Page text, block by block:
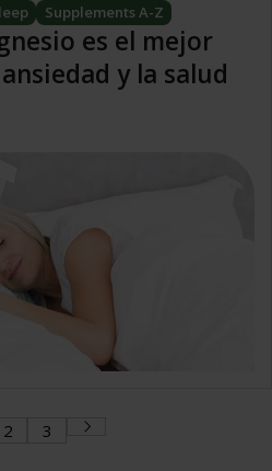
Supplements A-Z
es el mejor
y la salud
2 3